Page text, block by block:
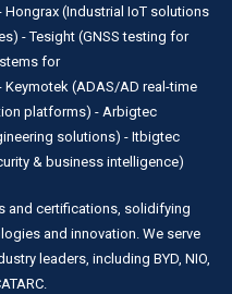
(Industrial IoT solutions
- Tesight (GNSS testing for
for
(ADAS/AD real-time
platforms) - Arbigtec
solutions) - Itbigtec
& business intelligence)
and certifications, solidifying
and innovation. We serve
leaders, including BYD, NIO,